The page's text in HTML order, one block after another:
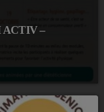
ACTIV –